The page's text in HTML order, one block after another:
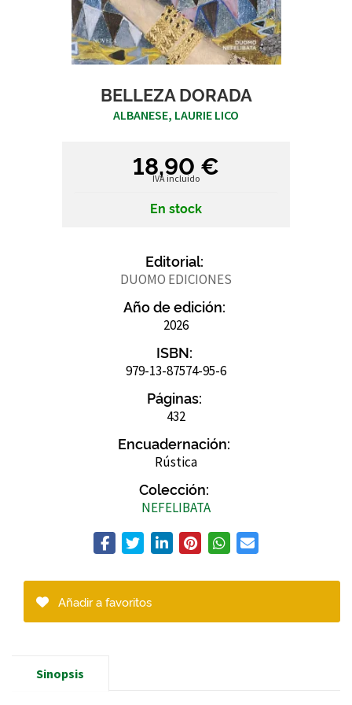
BELLEZA DORADA
ALBANESE, LAURIE LICO
18,90 €
IVA incluido
En stock
Editorial:
DUOMO EDICIONES
Año de edición:
2026
ISBN:
979-13-87574-95-6
Páginas:
432
Encuadernación:
Rústica
Colección:
NEFELIBATA
Añadir a favoritos
Sinopsis